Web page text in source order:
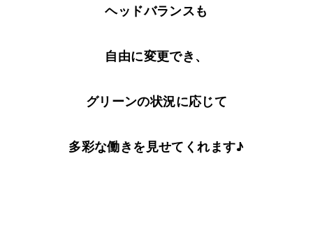
ヘッドバランスも
自由に変更でき、
グリーンの状況に応じて
多彩な働きを見せてくれます♪